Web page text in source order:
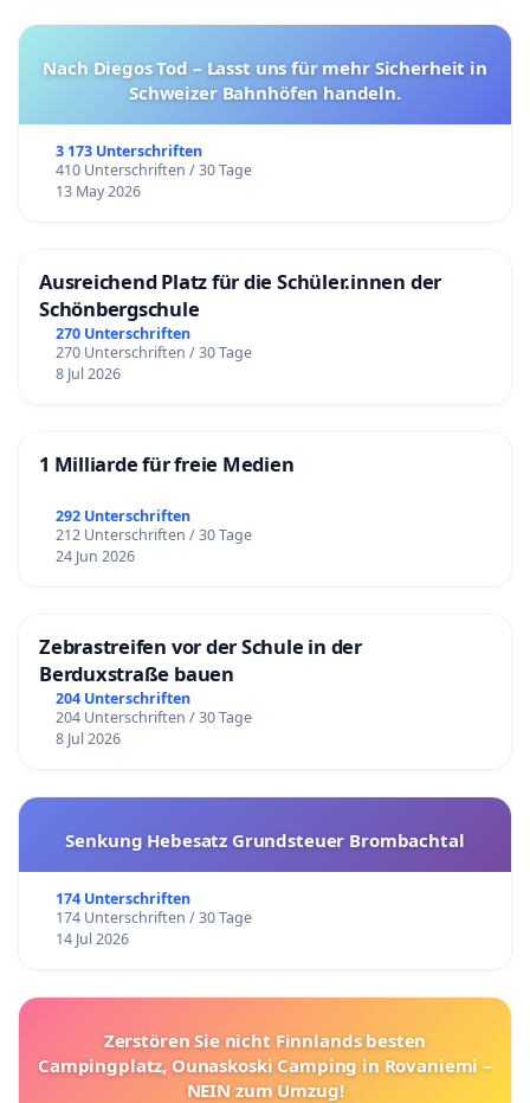
Nach Diegos Tod – Lasst uns für mehr Sicherheit in
Schweizer Bahnhöfen handeln.
3 173 Unterschriften
410 Unterschriften / 30 Tage
13 May 2026
Ausreichend Platz für die Schüler.innen der
Schönbergschule
270 Unterschriften
270 Unterschriften / 30 Tage
8 Jul 2026
1 Milliarde für freie Medien
292 Unterschriften
212 Unterschriften / 30 Tage
24 Jun 2026
Zebrastreifen vor der Schule in der
Berduxstraße bauen
204 Unterschriften
204 Unterschriften / 30 Tage
8 Jul 2026
Senkung Hebesatz Grundsteuer Brombachtal
174 Unterschriften
174 Unterschriften / 30 Tage
14 Jul 2026
Zerstören Sie nicht Finnlands besten
Campingplatz, Ounaskoski Camping in Rovaniemi –
NEIN zum Umzug!